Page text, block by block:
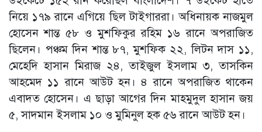
নিয়ে ১৭৯ রানে এগিয়ে ছিল টাইগাররা। অধিনায়ক নাজমুল
হোসেন শান্ত ৫৮ ও মুশফিকুর রহিম ১৬ রানে অপরাজিত
ছিলেন। পঞ্চম দিন শান্ত ৮৭, মুশফিক ২২, লিটন দাস ১১,
মেহেদি হাসান মিরাজ ২৪, তাইজুল ইসলাম ৩, তাসকিন
আহমেদ ১১ রানে আউট হন। ৪ রানে অপরাজিত থাকেন
এবাদত হোসেন। এ ছাড়া আগের দিন মাহমুদুল হাসান জয়
৫, সাদমান ইসলাম ১০ ও মুমিনুল হক ৫৬ রানে আউট হন।